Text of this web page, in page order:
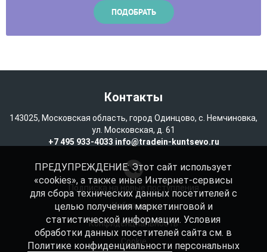
Контакты
143025, Московская область, город Одинцово, с. Немчиновка,
ул. Московская, д. 61
+7 495 933-4033 info@tradein-kuntsevo.ru
Подписка на новые поступления
Избранное
Конфиденциальность
Cookie
ПРЕДУПРЕЖДЕНИЕ: Этот сайт использует
«cookies», а также иные Интернет-сервисы
для сбора технических данных посетителей с
целью получения маркетинговой и
статистической информации. Условия
обработки данных посетителей сайта см. в
Политике конфиденциальностиперсональных